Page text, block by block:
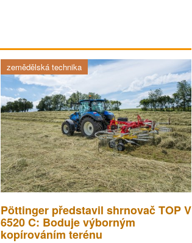
zemědělská technika
Pöttinger představil shrnovač TOP V
6520 C: Boduje výborným
kopírováním terénu